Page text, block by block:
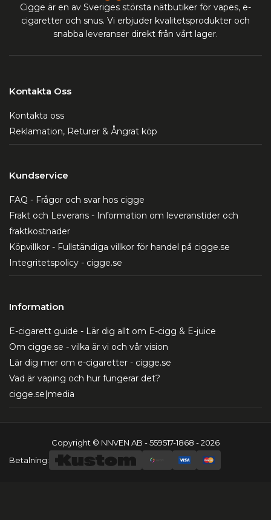
Cigge är en av Sveriges största nätbutiker för vapes, e-
cigaretter och snus. Vi erbjuder kvalitetsprodukter och
snabba leveranser direkt från vårt lager.
Kontakta Oss
Kontakta oss
Reklamation, Returer & Ångrat köp
Kundservice
FAQ - Frågor och svar hos cigge
Frakt och Leverans - Information om leveranstider och
fraktkostnader
Köpvillkor - Fullständiga villkor för handel på cigge.se
Integritetspolicy - cigge.se
Information
E-cigarett guide - Lär dig allt om E-cigg & E-juice
Om cigge.se - vilka är vi och vår vision
Lär dig mer om e-cigaretter - cigge.se
Vad är vaping och hur fungerar det?
cigge.se|media
Copyright © NNVEN AB - 559517-1868 - 2026
Betalning: